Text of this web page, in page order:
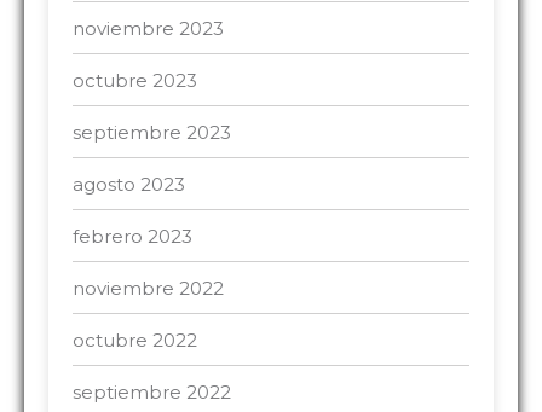
noviembre 2023
octubre 2023
septiembre 2023
agosto 2023
febrero 2023
noviembre 2022
octubre 2022
septiembre 2022